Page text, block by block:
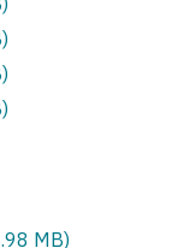
MB)